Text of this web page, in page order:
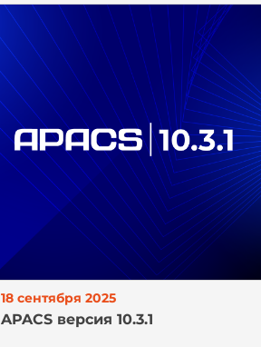
18 сентября 2025
APACS версия 10.3.1